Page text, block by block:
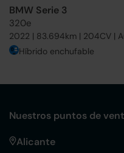
BMW Serie 3
320e
2022 | 83.694km | 204CV |
Híbrido enchufable
Nuestros puntos de
Alicante